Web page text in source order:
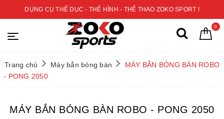
DỤNG CỤ THỂ DỤC - THỂ HÌNH - THỂ THAO ZOKO SPORT !
0
Trang chủ Máy bắn bóng bàn
MÁY BẮN BÓNG BÀN ROBO
- PONG 2050
MÁY BẮN BÓNG BÀN ROBO - PONG 2050